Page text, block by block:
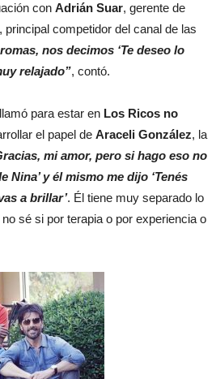
con Adrián Suar, gerente de
, principal competidor del canal de las
nos decimos ‘Te deseo lo
relajado”, contó.
para estar en Los Ricos no
el papel de Araceli González, la
mi amor, pero si hago eso no
Nina’ y él mismo me dijo ‘Tenés
a brillar’. Él tiene muy separado lo
sé si por terapia o por experiencia o